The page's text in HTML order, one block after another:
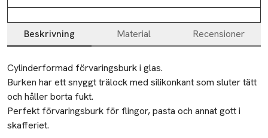
Beskrivning Material Recensioner
Beskrivning
Cylinderformad förvaringsburk i glas.
Burken har ett snyggt trälock med silikonkant som sluter tätt
och håller borta fukt.
Perfekt förvaringsburk för flingor, pasta och annat gott i
skafferiet.